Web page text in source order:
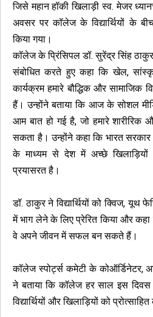
जिसे महान हॉकी खिलाड़ी स्व. मेजर
अवसर पर कॉलेज के विद्यार्थियों के
किया गया।
कॉलेज के प्रिंसिपल डॉ. सुरेंद्र सिंह ठाकुर
संबोधित करते हुए कहा कि खेल,
कार्यक्रम हमारे बौद्धिक और सामाजिक
हैं। उन्होंने बताया कि आज के सोशल
आम बात हो गई है, जो हमारे शारीरिक
सकता है। उन्होंने कहा कि भारत
के माध्यम से देश में अच्छे खिलाड़ियों
प्रयासरत है।
डॉ. ठाकुर ने विद्यार्थियों को क्विज, यूथ
में भाग लेने के लिए प्रेरित किया और कहा
वे अपने जीवन में सफल बन सकते हैं।
कॉलेज स्पोर्ट्स कमेटी के कोऑर्डिनेटर,
ने बताया कि कॉलेज हर साल इस दिवस
विद्यार्थियों और खिलाड़ियों को